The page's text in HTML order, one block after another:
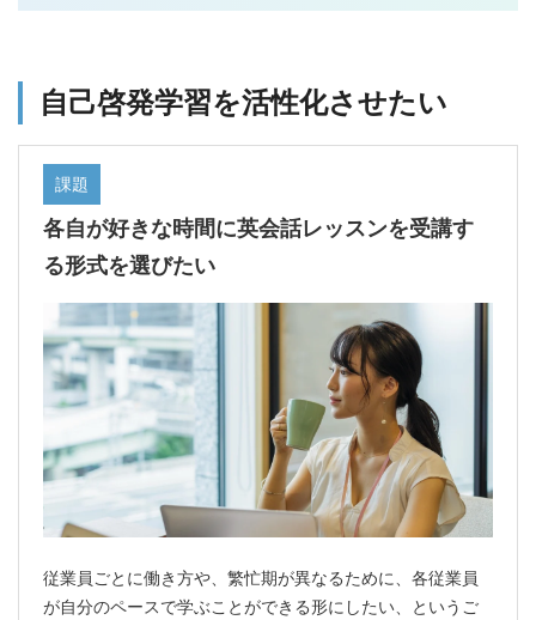
自己啓発学習を活性化させたい
課題
各自が好きな時間に英会話レッスンを受講す
る形式を選びたい
従業員ごとに働き方や、繁忙期が異なるために、各従業員
が自分のペースで学ぶことができる形にしたい、というご